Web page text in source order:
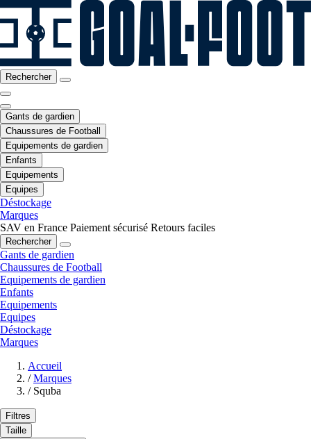
Rechercher
Gants de gardien
Chaussures de Football
Equipements de gardien
Enfants
Equipements
Equipes
Déstockage
Marques
SAV en France Paiement sécurisé Retours faciles
Rechercher
Gants de gardien
Chaussures de Football
Equipements de gardien
Enfants
Equipements
Equipes
Déstockage
Marques
Accueil
/ Marques
/ Squba
Filtres
Taille